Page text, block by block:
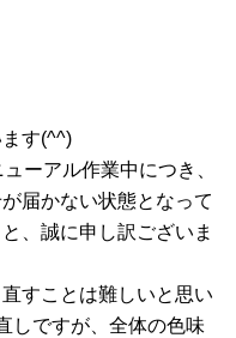
す(^^)
ーアル作業中につき、
届かない状態となって
、誠に申し訳ございま
すことは難しいと思い
しですが、全体の色味